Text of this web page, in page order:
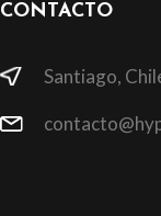
CONTACTO
Santiago,